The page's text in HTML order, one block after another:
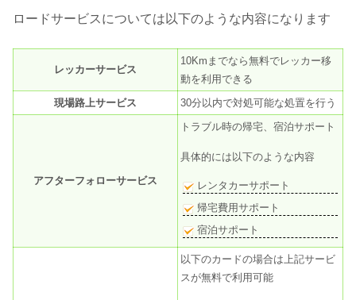
ロードサービスについては以下のような内容になります
レッカーサービス
10Kmまでなら無料でレッカー移
動を利用できる
現場路上サービス
30分以内で対処可能な処置を行う
アフターフォローサービス
トラブル時の帰宅、宿泊サポート
具体的には以下のような内容
レンタカーサポート
帰宅費用サポート
宿泊サポート
以下のカードの場合は上記サービ
スが無料で利用可能